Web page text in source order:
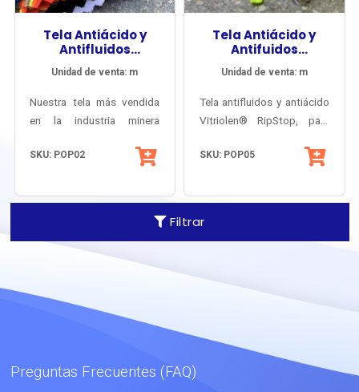
Filtrar
Tela Antiácido y
Antifluidos
Vitriolen® 220
Unidad de venta: m
Nuestra tela más vendida
en la industria minera
imbatible frente al trato
es confortable y preserva
sus propiedades
protectivas de manera
indefinida.
SKU: POP02
Tela Antiácido y
Antifuidos
Vitriolen® RS
Unidad de venta: m
Tela antifluidos y antiácido
Vitriolen® RipStop, para
rasgado y anti-grasa
PRO® y alta visibilidad
SKU: POP05
Preguntas Frecuentes (FAQ)